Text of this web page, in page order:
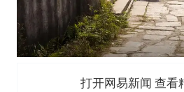
打开网易新闻 查看